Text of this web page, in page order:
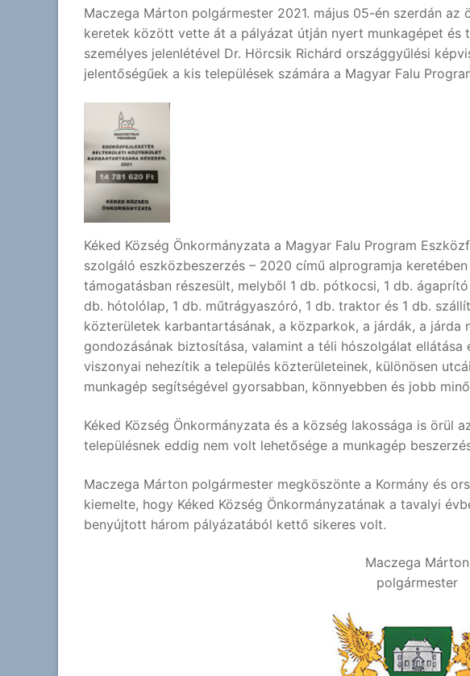
Maczega Márton polgármester 2021. május 05-én szerdán
keretek között vette át a pályázat útján nyert munkagépet és
személyes jelenlétével Dr. Hörcsik Richárd országgyűlési
jelentőségűek a kis települések számára a Magyar Falu
Kéked Község Önkormányzata a Magyar Falu Program
szolgáló eszközbeszerzés – 2020 című alprogramja
támogatásban részesült, melyből 1 db. pótkocsi, 1 db.
db. hótolólap, 1 db. műtrágyaszóró, 1 db. traktor és 1 db.
közterületek karbantartásának, a közparkok, a járdák, a járda
gondozásának biztosítása, valamint a téli hószolgálat
viszonyai nehezítik a település közterületeinek, különösen
munkagép segítségével gyorsabban, könnyebben és jobb
Kéked Község Önkormányzata és a község lakossága is örül
településnek eddig nem volt lehetősége a munkagép
Maczega Márton polgármester megköszönte a Kormány és
kiemelte, hogy Kéked Község Önkormányzatának a tavalyi
benyújtott három pályázatából kettő sikeres volt.
Maczega Márton
polgármester